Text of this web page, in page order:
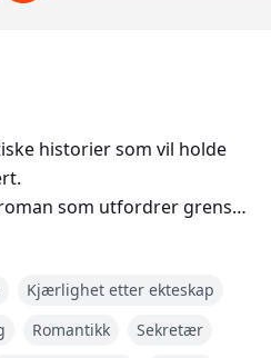
historier som vil holde
som utfordrer grenser
Kjærlighet etter ekteskap
Romantikk
Sekretær